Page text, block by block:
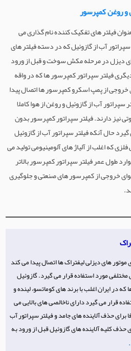
و روغن کمپرسور
فیلتر های تفکیک کننده نام گذاری می
آب از گازوئیل که در دسته فیلتر های
دیزل در مرحله مکش سوخت و قبل از ورود
فیلتر سپراتور کمپرسور ها که در واقه
از پمپ اسکرو کمپرسور ها اتصال پیدا
آب از گازوئیل و روغن از هوا کاملا
نیز دارند. فیلتر سپراتور کمپرسور بدون
حال آنکه فیلتر سپراتور آب از گازوئیل
که اغلب از آلیاژ های آلومینیومی تولید می
طول عمر فیلتر سپراتور کمپرسور بالاتر
خروجی از کمپرسور های صنعتی و جلوگیری
های دیزلی لیفتراک ها اتصال پیدا می کند
مورد استفاده قرار می گیرد. گازوئیل
در ایران اغلب با برند های کوماتسو، لینده و
قرار می گیرد دارای ناخالصی های بالایی می
برای حذف آلاینده های جامد و فیلتر سپراتور آب
حذف کلیه آلاینده های گازوئیل قبل از ورود به